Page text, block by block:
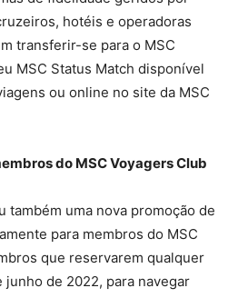
hotéis e operadoras
transferir-se para o MSC
MSC Status Match disponível
ou online no site da MSC
do MSC Voyagers Club
também uma nova promoção de
para membros do MSC
que reservarem qualquer
de 2022, para navegar